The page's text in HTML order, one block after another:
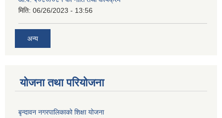
मिति: 06/26/2023 - 13:56
अन्य
योजना तथा परियोजना
बृन्दावन नगरपालिकाको शिक्षा योजना